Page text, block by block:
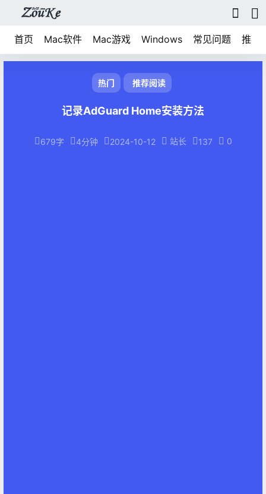
首页 Mac软件 Mac游戏 Windows 常见问题 推荐
热门 推荐阅读
记录AdGuard Home安装方法
679字 4分钟 2024-10-12 站长 137 0